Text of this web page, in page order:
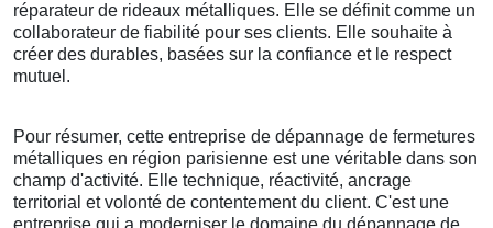
réparateur de rideaux métalliques. Elle se définit comme un
collaborateur de fiabilité pour ses clients. Elle souhaite à
créer des durables, basées sur la confiance et le respect
mutuel.
Pour résumer, cette entreprise de dépannage de fermetures
métalliques en région parisienne est une véritable dans son
champ d'activité. Elle technique, réactivité, ancrage
territorial et volonté de contentement du client. C'est une